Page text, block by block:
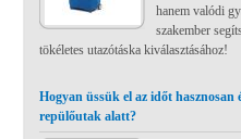
hanem valódi
szakember
tökéletes utazótáska kiválasztásához!
Hogyan üssük el az időt hasznosan
repülőutak alatt?